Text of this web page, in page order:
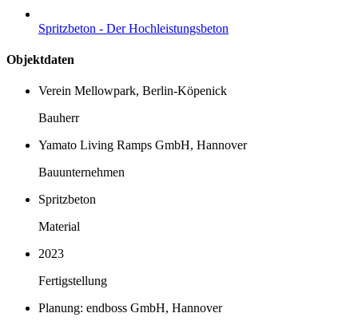
Spritzbeton - Der Hochleistungsbeton
Objektdaten
Verein Mellowpark, Berlin-Köpenick
Bauherr
Yamato Living Ramps GmbH, Hannover
Bauunternehmen
Spritzbeton
Material
2023
Fertigstellung
Planung: endboss GmbH, Hannover